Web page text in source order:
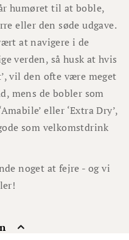
humøret til at boble,
eller den søde udgave.
at navigere i de
verden, så husk at hvis
vil den ofte være meget
mens de bobler som
eller ‘Extra Dry’,
som velkomstdrink
noget at fejre - og vi